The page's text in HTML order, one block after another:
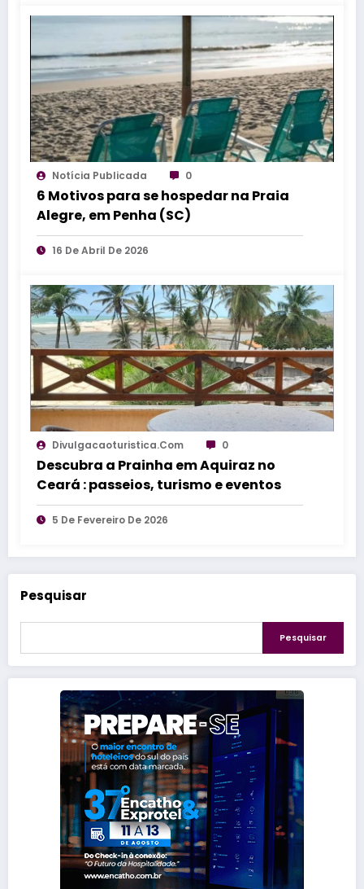
Notícia Publicada 0
6 Motivos para se hospedar na Praia
Alegre, em Penha (SC)
16 De Abril De 2026
Divulgacaoturistica.com 0
Descubra a Prainha em Aquiraz no
Ceará : passeios, turismo e eventos
5 De Fevereiro De 2026
Pesquisar
Pesquisar